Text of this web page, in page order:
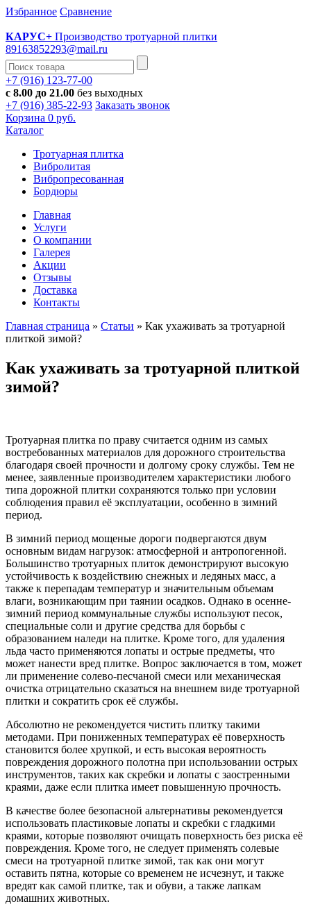
Избранное Cравнение
КАРУС+ Производство тротуарной плитки
89163852293@mail.ru
+7 (916) 123-77-00
с 8.00 до 21.00 без выходных
+7 (916) 385-22-93 Заказать звонок
Корзина 0 руб.
Каталог
Тротуарная плитка
Вибролитая
Вибропресованная
Бордюры
Главная
Услуги
О компании
Галерея
Акции
Отзывы
Доставка
Контакты
Главная страница » Статьи » Как ухаживать за тротуарной
плиткой зимой?
Как ухаживать за тротуарной плиткой
зимой?
Тротуарная плитка по праву считается одним из самых
востребованных материалов для дорожного строительства
благодаря своей прочности и долгому сроку службы. Тем не
менее, заявленные производителем характеристики любого
типа дорожной плитки сохраняются только при условии
соблюдения правил её эксплуатации, особенно в зимний
период.
В зимний период мощеные дороги подвергаются двум
основным видам нагрузок: атмосферной и антропогенной.
Большинство тротуарных плиток демонстрируют высокую
устойчивость к воздействию снежных и ледяных масс, а
также к перепадам температур и значительным объемам
влаги, возникающим при таянии осадков. Однако в осенне-
зимний период коммунальные службы используют песок,
специальные соли и другие средства для борьбы с
образованием наледи на плитке. Кроме того, для удаления
льда часто применяются лопаты и острые предметы, что
может нанести вред плитке. Вопрос заключается в том, может
ли применение солево-песчаной смеси или механическая
очистка отрицательно сказаться на внешнем виде тротуарной
плитки и сократить срок её службы.
Абсолютно не рекомендуется чистить плитку такими
методами. При пониженных температурах её поверхность
становится более хрупкой, и есть высокая вероятность
повреждения дорожного полотна при использовании острых
инструментов, таких как скребки и лопаты с заостренными
краями, даже если плитка имеет повышенную прочность.
В качестве более безопасной альтернативы рекомендуется
использовать пластиковые лопаты и скребки с гладкими
краями, которые позволяют очищать поверхность без риска её
повреждения. Кроме того, не следует применять солевые
смеси на тротуарной плитке зимой, так как они могут
оставить пятна, которые со временем не исчезнут, и также
вредят как самой плитке, так и обуви, а также лапкам
домашних животных.